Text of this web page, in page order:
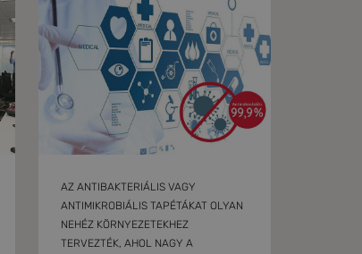
AZ ANTIBAKTERIÁLIS VAGY
ANTIMIKROBIÁLIS TAPÉTÁKAT OLYAN
NEHÉZ KÖRNYEZETEKHEZ
TERVEZTÉK, AHOL NAGY A